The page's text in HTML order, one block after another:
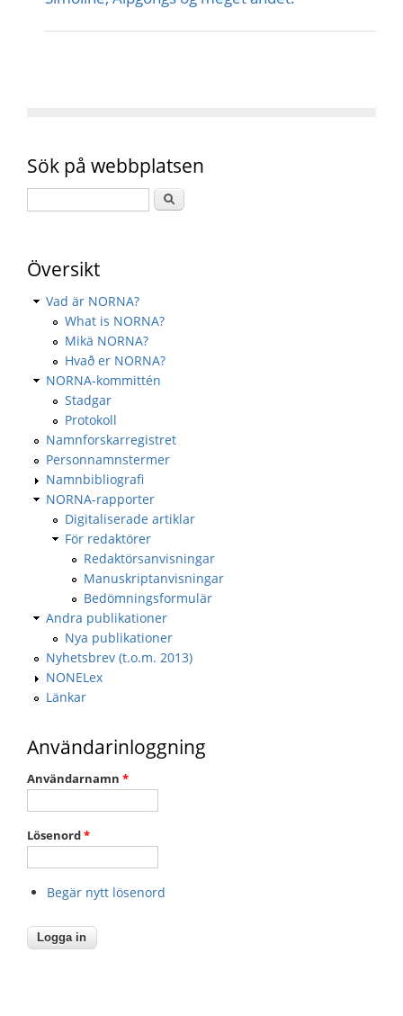
Sök på webbplatsen
Översikt
Vad är NORNA?
What is NORNA?
Mikä NORNA?
Hvað er NORNA?
NORNA-kommittén
Stadgar
Protokoll
Namnforskarregistret
Personnamnstermer
Namnbibliografi
NORNA-rapporter
Digitaliserade artiklar
För redaktörer
Redaktörsanvisningar
Manuskriptanvisningar
Bedömningsformulär
Andra publikationer
Nya publikationer
Nyhetsbrev (t.o.m. 2013)
NONELex
Länkar
Användarinloggning
Användarnamn *
Lösenord*
Begär nytt lösenord